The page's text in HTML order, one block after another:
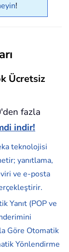
!
Ücretsiz
fazla
indir!
teknolojisi
yanıtlama,
ve e-posta
Yanıt (POP ve
Göre Otomatik
Yönlendirme